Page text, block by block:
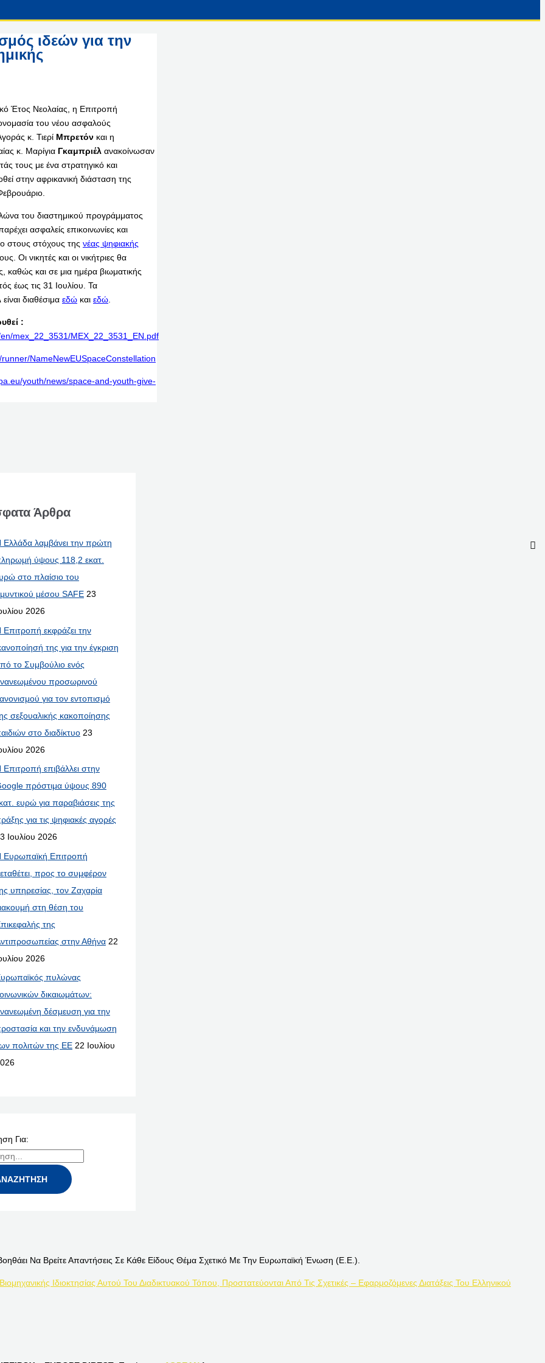
ιδεών για την
Έτος Νεολαίας, η Επιτροπή
του νέου ασφαλούς
κ. Τιερί Μπρετόν και η
κ. Μαρίγια Γκαμπριέλ ανακοίνωσαν
τους με ένα στρατηγικό και
στην αφρικανική διάσταση της
του διαστημικού προγράμματος
ασφαλείς επικοινωνίες και
στους στόχους της νέας ψηφιακής
Οι νικητές και οι νικήτριες θα
και σε μια ημέρα βιωματικής
έως τις 31 Ιουλίου. Τα
είναι διαθέσιμα εδώ και εδώ
:
mex_22_3531/MEX_22_3531_EN.pdf
NameNewEUSpaceConstellation
youth/news/space-and-youth-give-
Άρθρα
Ελλάδα λαμβάνει την πρώτη
ύψους 118,2 εκατ.
στο πλαίσιο του
μέσου SAFE 23
2026
Επιτροπή εκφράζει την
της για την έγκριση
το Συμβούλιο ενός
προσωρινού
για τον εντοπισμό
σεξουαλικής κακοποίησης
στο διαδίκτυο 23
2026
Επιτροπή επιβάλλει στην
πρόστιμα ύψους 890
ευρώ για παραβιάσεις της
για τις ψηφιακές αγορές
Ιουλίου 2026
Ευρωπαϊκή Επιτροπή
προς το συμφέρον
υπηρεσίας, τον Ζαχαρία
στη θέση του
της
στην Αθήνα 22
2026
πυλώνας
δικαιωμάτων:
δέσμευση για την
και την ενδυνάμωση
πολιτών της ΕΕ 22 Ιουλίου
Για:
Να Βρείτε Απαντήσεις Σε Κάθε Είδους Θέμα Σχετικό Με Την Ευρωπαϊκή Ένωση (Ε.Ε.).
Ιδιοκτησίας Αυτού Του Διαδικτυακού Τόπου, Προστατεύονται Από Τις Σχετικές – Εφαρμοζόμενες Διατάξεις Του Ελληνικού